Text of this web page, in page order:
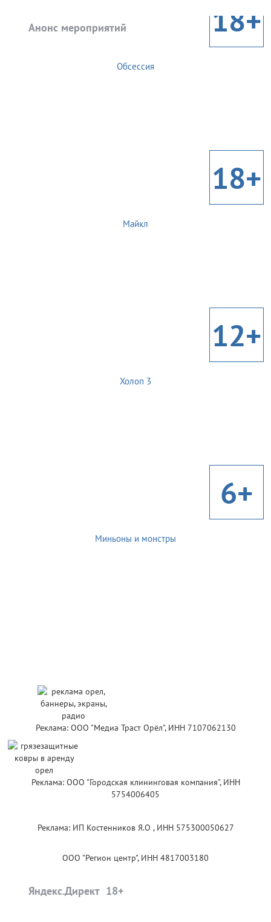
Анонс мероприятий 18+
Обсессия
18+
Майкл
12+
Холоп 3
6+
Миньоны и монстры
Реклама: ООО "Медиа Траст Орёл", ИНН 7107062130
Реклама: ООО "Городская клининговая компания", ИНН
5754006405
Реклама: ИП Костенников Я.О , ИНН 575300050627
ООО "Регион центр", ИНН 4817003180
Яндекс.Директ